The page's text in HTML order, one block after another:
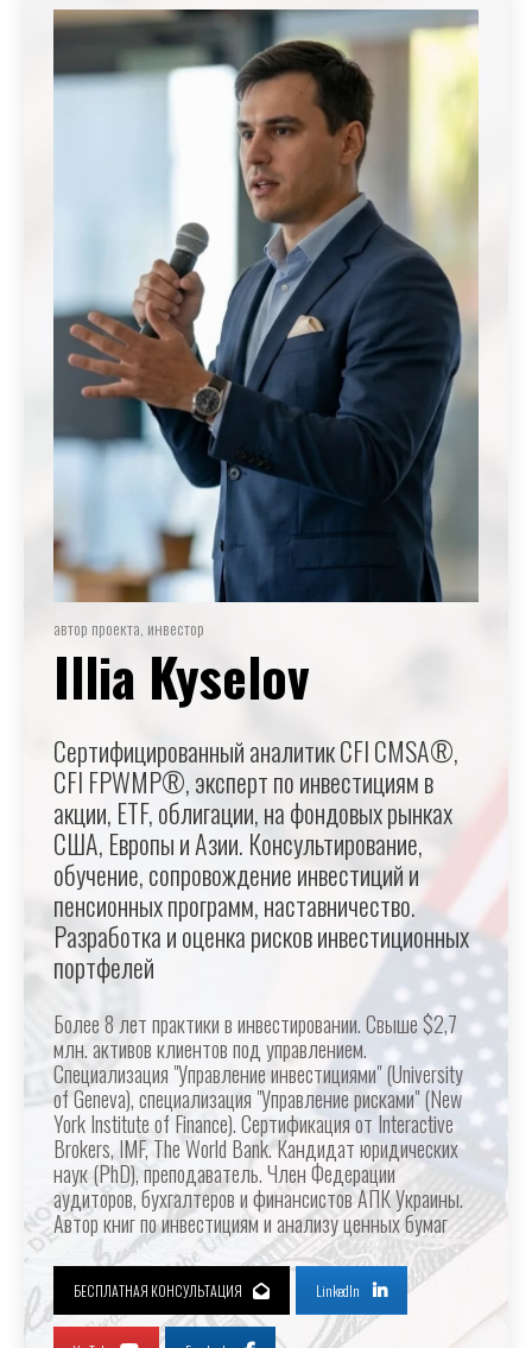
автор проекта, инвестор
Illia Kyselov
Сертифицированный аналитик CFI CMSA®,
CFI FPWMP®, эксперт по инвестициям в
акции, ETF, облигации, на фондовых рынках
США, Европы и Азии. Консультирование,
обучение, сопровождение инвестиций и
пенсионных программ, наставничество.
Разработка и оценка рисков инвестиционных
портфелей
Более 8 лет практики в инвестировании. Свыше $2,7
млн. активов клиентов под управлением.
Специализация "Управление инвестициями" (University
of Geneva), специализация "Управление рисками" (New
York Institute of Finance). Сертификация от Interactive
Brokers, IMF, The World Bank. Кандидат юридических
наук (PhD), преподаватель. Член Федерации
аудиторов, бухгалтеров и финансистов АПК Украины.
Автор книг по инвестициям и анализу ценных бумаг
БЕСПЛАТНАЯ КОНСУЛЬТАЦИЯ LinkedIn